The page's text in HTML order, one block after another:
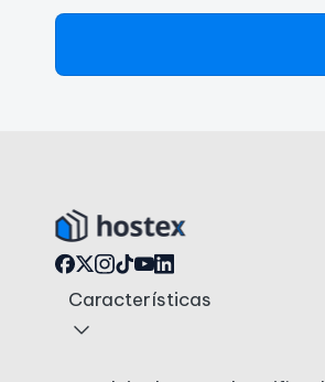
Características